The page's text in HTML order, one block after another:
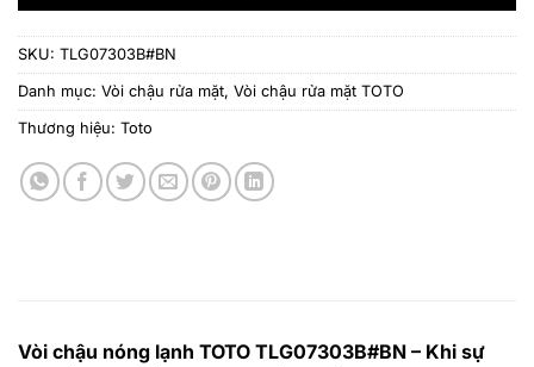
SKU: TLG07303B#BN
Danh mục: Vòi chậu rửa mặt, Vòi chậu rửa mặt TOTO
Thương hiệu: Toto
Vòi chậu nóng lạnh TOTO TLG07303B#BN – Khi sự